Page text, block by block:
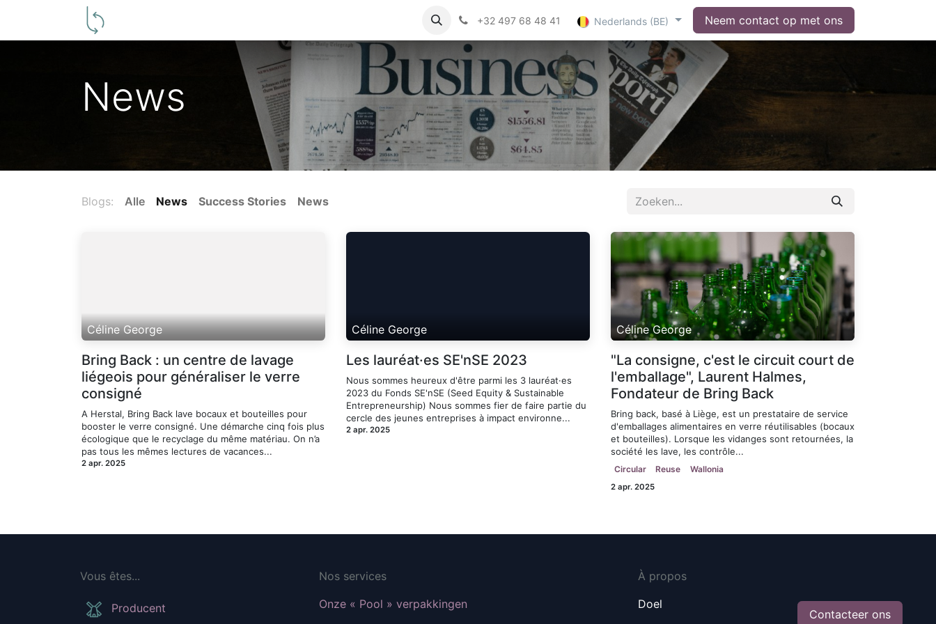
Jobs +32 497 68 48 41 Nederlands (BE) Neem contact op met ons
News
Blogs: Alle News Success Stories News
Céline George
Bring Back : un centre de lavage
liégeois pour généraliser le verre
consigné
A Herstal, Bring Back lave bocaux et bouteilles pour
booster le verre consigné. Une démarche cinq fois plus
écologique que le recyclage du même matériau. On n’a
pas tous les mêmes lectures de vacances...
2 apr. 2025
Céline George
Les lauréat·es SE'nSE 2023
Nous sommes heureux d'être parmi les 3 lauréat·es
2023 du Fonds SE'nSE (Seed Equity & Sustainable
Entrepreneurship) Nous sommes fier de faire partie du
cercle des jeunes entreprises à impact environne...
2 apr. 2025
Céline George
"La consigne, c'est le circuit court de
l'emballage", Laurent Halmes,
Fondateur de Bring Back
Bring back, basé à Liège, est un prestataire de service
d'emballages alimentaires en verre réutilisables (bocaux
et bouteilles). Lorsque les vidanges sont retournées, la
société les lave, les contrôle...
Circular Reuse Wallonia
2 apr. 2025
Vous êtes...
Producent
Nos services
Onze « Pool » verpakkingen
À propos
Doel
Contacteer ons